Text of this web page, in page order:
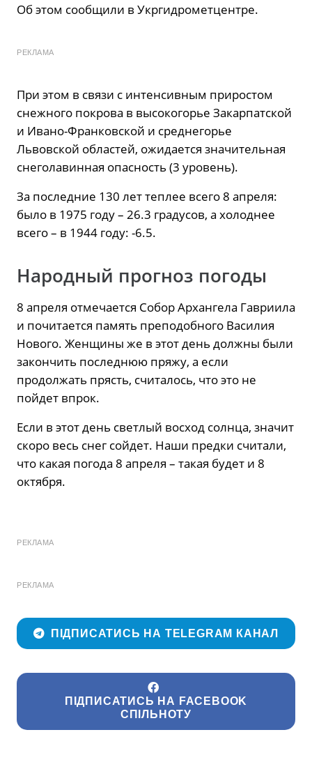
Об этом сообщили в Укргидрометцентре.
РЕКЛАМА
При этом в связи с интенсивным приростом
снежного покрова в высокогорье Закарпатской
и Ивано-Франковской и среднегорье
Львовской областей, ожидается значительная
снеголавинная опасность (3 уровень).
За последние 130 лет теплее всего 8 апреля:
было в 1975 году – 26.3 градусов, а холоднее
всего – в 1944 году: -6.5.
Народный прогноз погоды
8 апреля отмечается Собор Архангела Гавриила
и почитается память преподобного Василия
Нового. Женщины же в этот день должны были
закончить последнюю пряжу, а если
продолжать прясть, считалось, что это не
пойдет впрок.
Если в этот день светлый восход солнца, значит
скоро весь снег сойдет. Наши предки считали,
что какая погода 8 апреля – такая будет и 8
октября.
РЕКЛАМА
РЕКЛАМА
ПІДПИСАТИСЬ НА TELEGRAM КАНАЛ
ПІДПИСАТИСЬ НА FACEBOOK
СПІЛЬНОТУ